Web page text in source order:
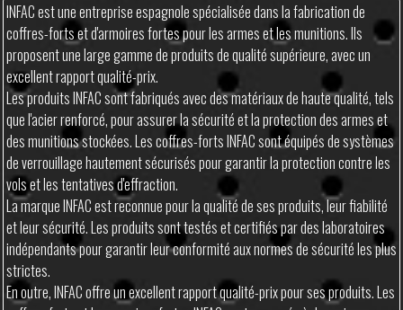
INFAC est une entreprise espagnole spécialisée dans la fabrication de
coffres-forts et d'armoires fortes pour les armes et les munitions. Ils
proposent une large gamme de produits de qualité supérieure, avec un
excellent rapport qualité-prix.
Les produits INFAC sont fabriqués avec des matériaux de haute qualité, tels
que l'acier renforcé, pour assurer la sécurité et la protection des armes et
des munitions stockées. Les coffres-forts INFAC sont équipés de systèmes
de verrouillage hautement sécurisés pour garantir la protection contre les
vols et les tentatives d'effraction.
La marque INFAC est reconnue pour la qualité de ses produits, leur fiabilité
et leur sécurité. Les produits sont testés et certifiés par des laboratoires
indépendants pour garantir leur conformité aux normes de sécurité les plus
strictes.
En outre, INFAC offre un excellent rapport qualité-prix pour ses produits. Les